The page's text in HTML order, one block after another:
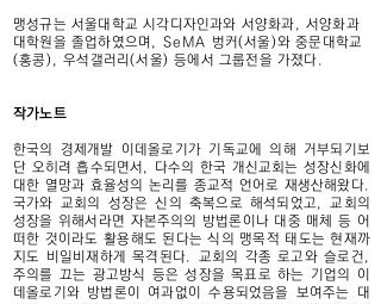
맹성규는 서울대학교 시각디자인과와 서양화과, 서양화과
대학원을 졸업하였으며, SeMA 벙커(서울)와 중문대학교
(홍콩), 우석갤러리(서울) 등에서 그룹전을 가졌다.
작가노트
한국의 경제개발 이데올로기가 기독교에 의해 거부되기보
단 오히려 흡수되면서, 다수의 한국 개신교회는 성장신화에
대한 열망과 효율성의 논리를 종교적 언어로 재생산해왔다.
국가와 교회의 성장은 신의 축복으로 해석되었고, 교회의
성장을 위해서라면 자본주의의 방법론이나 대중 매체 등 어
떠한 것이라도 활용해도 된다는 식의 맹목적 태도는 현재까
지도 비일비재하게 목격된다. 교회의 각종 로고와 슬로건,
주의를 끄는 광고방식 등은 성장을 목표로 하는 기업의 이
데올로기와 방법론이 여과없이 수용되었음을 보여주는 대